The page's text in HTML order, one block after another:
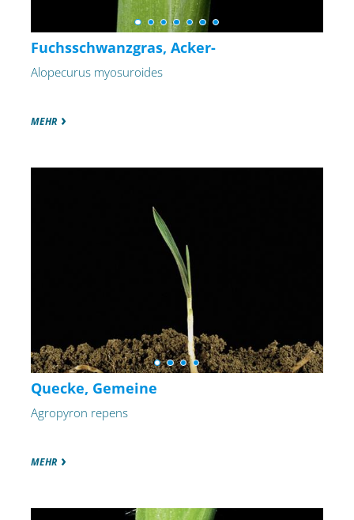
Fuchsschwanzgras, Acker-
Alopecurus myosuroides
MEHR
Quecke, Gemeine
Agropyron repens
MEHR